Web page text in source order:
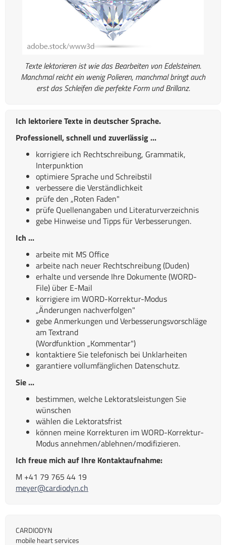
Texte lektorieren ist wie das Bearbeiten von Edelsteinen.
Manchmal reicht ein wenig Polieren, manchmal bringt auch
erst das Schleifen die perfekte Form und Brillanz.
Ich lektoriere Texte in deutscher Sprache.
Professionell, schnell und zuverlässig ...
korrigiere ich Rechtschreibung, Grammatik,
Interpunktion
optimiere Sprache und Schreibstil
verbessere die Verständlichkeit
prüfe den „Roten Faden"
prüfe Quellenangaben und Literaturverzeichnis
gebe Hinweise und Tipps für Verbesserungen.
Ich ...
arbeite mit MS Office
arbeite nach neuer Rechtschreibung (Duden)
erhalte und versende Ihre Dokumente (WORD-
File) über E-Mail
korrigiere im WORD-Korrektur-Modus
„Änderungen nachverfolgen"
gebe Anmerkungen und Verbesserungsvorschläge
am Textrand
(Wordfunktion „Kommentar")
kontaktiere Sie telefonisch bei Unklarheiten
garantiere vollumfänglichen Datenschutz.
Sie ...
bestimmen, welche Lektoratsleistungen Sie
wünschen
wählen die Lektoratsfrist
können meine Korrekturen im WORD-Korrektur-
Modus annehmen/ablehnen/modifizieren.
Ich freue mich auf Ihre Kontaktaufnahme:
M +41 79 765 44 19
meyer@cardiodyn.ch
CARDIODYN
mobile heart services